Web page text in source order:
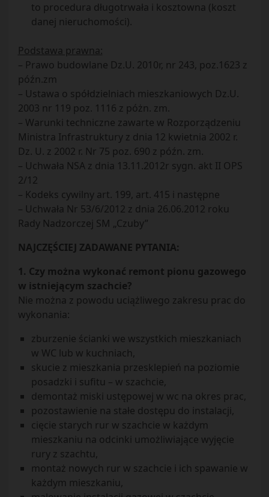
to procedura długotrwała i kosztowna (koszt
danej nieruchomości).
Podstawa prawna:
– Prawo budowlane Dz.U. 2010r, nr 243, poz.1623 z
późn.zm
– Ustawa o spółdzielniach mieszkaniowych Dz.U.
2003 nr 119 poz. 1116 z póżn. zm.
– Warunki techniczne zawarte w Rozporządzeniu
Ministra Infrastruktury z dnia 12 kwietnia 2002 r.
Dz. U. z 2002 r. Nr 75 poz. 690 z późn. zm.
– Uchwała NSA z dnia 13.11.2012r sygn. akt II OPS
2/12
– Kodeks cywilny art. 199, art. 415 i następne
– Uchwała Nr 53/6/2012 z dnia 26.06.2012 roku
Rady Nadzorczej SM „Czuby”
NAJCZĘŚCIEJ ZADAWANE PYTANIA:
1. Czy można wykonać remont pionu gazowego
w istniejącym szachcie?
Nie można z powodu uciążliwego zakresu prac do
wykonania:
zburzenie ścianki we wszystkich mieszkaniach
w WC lub w kuchniach,
skucie z mieszkania przesklepień na poziomie
posadzki i sufitu – w szachcie,
demontaż miski ustępowej w wc na okres prac,
pozostawienie na stałe dostępu do instalacji,
cięcie starych rur w szachcie w każdym
mieszkaniu na odcinki umożliwiające wyjęcie
rury z szachtu,
montaż nowych rur w szachcie i ich spawanie w
każdym mieszkaniu,